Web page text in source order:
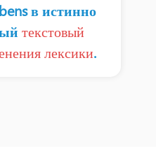
в истинно
текстовый
лексики.